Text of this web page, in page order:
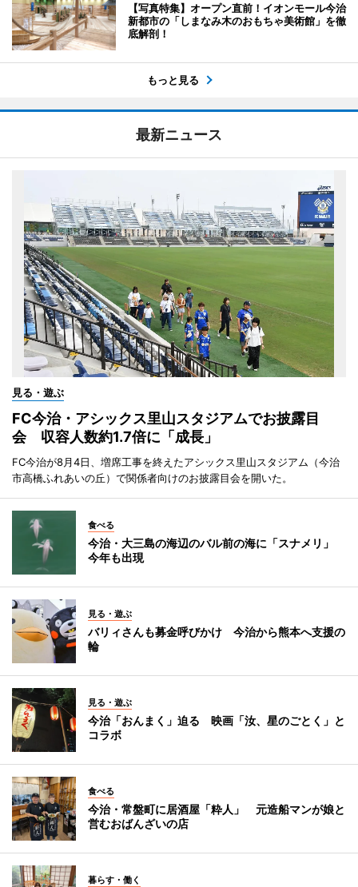
【写真特集】オープン直前！イオンモール今治
新都市の「しまなみ木のおもちゃ美術館」を徹
底解剖！
もっと見る
最新ニュース
見る・遊ぶ
FC今治・アシックス里山スタジアムでお披露目
会 収容人数約1.7倍に「成長」
FC今治が8月4日、増席工事を終えたアシックス里山スタジアム（今治
市高橋ふれあいの丘）で関係者向けのお披露目会を開いた。
食べる
今治・大三島の海辺のバル前の海に「スナメリ」
今年も出現
見る・遊ぶ
バリィさんも募金呼びかけ 今治から熊本へ支援の
輪
見る・遊ぶ
今治「おんまく」迫る 映画「汝、星のごとく」と
コラボ
食べる
今治・常盤町に居酒屋「粋人」 元造船マンが娘と
営むおばんざいの店
暮らす・働く